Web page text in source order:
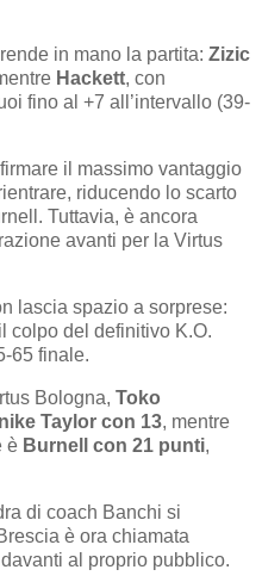
in mano la partita: Zizic
Hackett, con
fino al +7 all’intervallo (39-
il massimo vantaggio
riducendo lo scarto
Tuttavia, è ancora
avanti per la Virtus
lascia spazio a sorprese:
colpo del definitivo K.O.
65 finale.
Bologna, Toko
Taylor con 13, mentre
è Burnell con 21 punti,
di coach Banchi si
è ora chiamata
al proprio pubblico.